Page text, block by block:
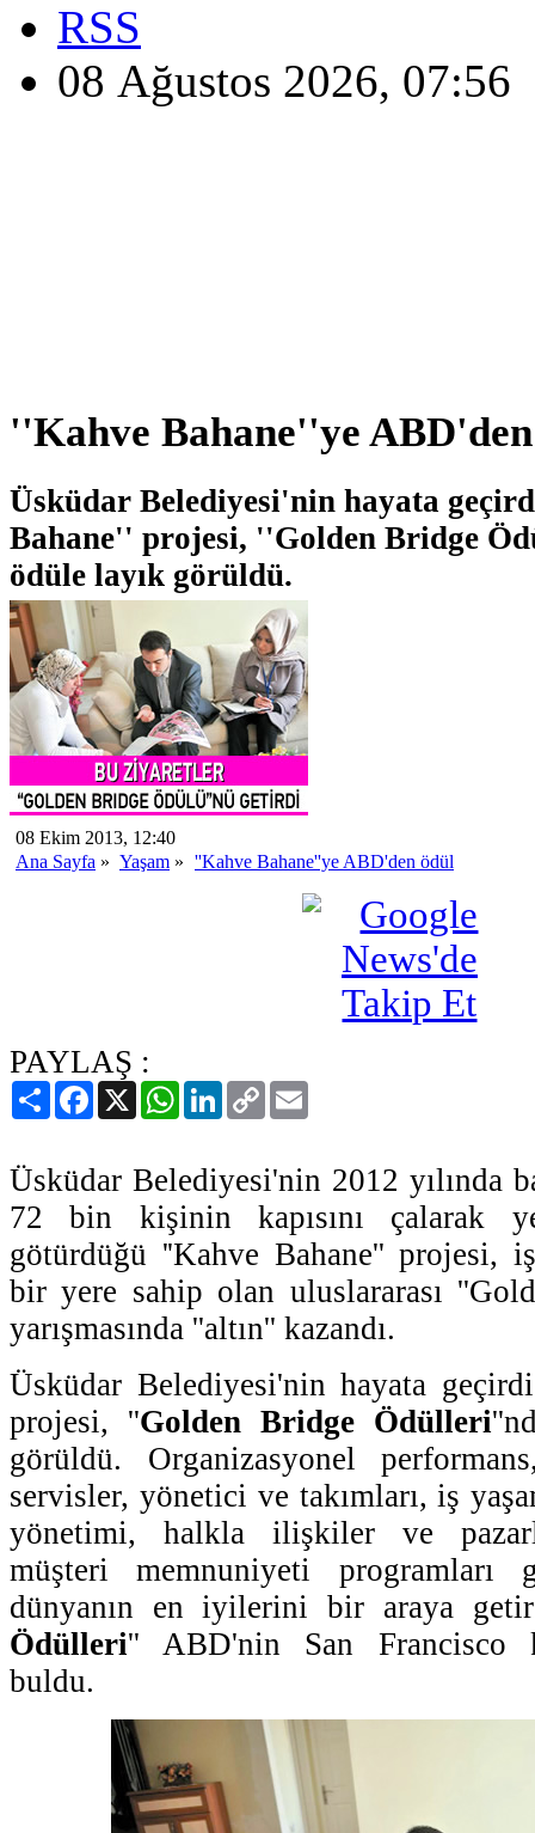
RSS
08 Ağustos 2026, 07:56
''Kahve Bahane''ye
Üsküdar Belediyesi'nin hayata
Bahane'' projesi, ''Golden Bridge
ödüle layık görüldü.
08 Ekim 2013, 12:40
Ana Sayfa » Yaşam » ''Kahve Bahane''ye ABD'den ödül
PAYLAŞ :
PaylaşFacebook
X WhatsAppLinkedIn
Copy
Link
Üsküdar Belediyesi'nin 2012 yılında
72 bin kişinin kapısını çalarak
götürdüğü ''Kahve Bahane'' projesi,
bir yere sahip olan uluslararası
yarışmasında ''altın'' kazandı.
Üsküdar Belediyesi'nin hayata
projesi, ''Golden Bridge Ödülleri
görüldü. Organizasyonel
servisler, yönetici ve takımları, iş
yönetimi, halkla ilişkiler ve
müşteri memnuniyeti programları
dünyanın en iyilerini bir araya
Ödülleri'' ABD'nin San Francisco
buldu.